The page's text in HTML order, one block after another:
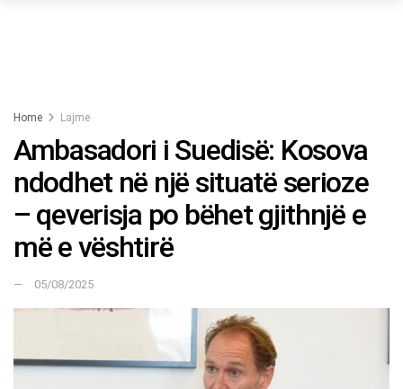
Home Lajme
Ambasadori i Suedisë: Kosova
ndodhet në një situatë serioze
– qeverisja po bëhet gjithnjë e
më e vështirë
05/08/2025